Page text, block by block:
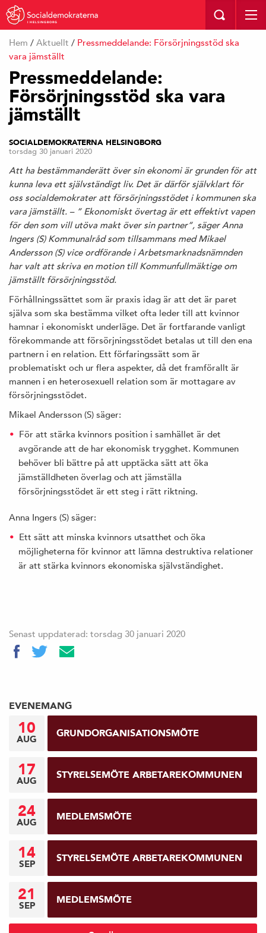
I HELSINGBORG
Hem / Aktuellt / Pressmeddelande: Försörjningsstöd ska
vara jämställt
Pressmeddelande:
Försörjningsstöd ska vara
jämställt
SOCIALDEMOKRATERNA HELSINGBORG
torsdag 30 januari 2020
Att ha bestämmanderätt över sin ekonomi är grunden för att
kunna leva ett självständigt liv. Det är därför självklart för
oss socialdemokrater att försörjningsstödet i kommunen ska
vara jämställt. – ” Ekonomiskt övertag är ett effektivt vapen
för den som vill utöva makt över sin partner”, säger Anna
Ingers (S) Kommunalråd som tillsammans med Mikael
Andersson (S) vice ordförande i Arbetsmarknadsnämnden
har valt att skriva en motion till Kommunfullmäktige om
jämställt försörjningsstöd.
Förhållningssättet som är praxis idag är att det är paret
själva som ska bestämma vilket ofta leder till att kvinnor
hamnar i ekonomiskt underläge. Det är fortfarande vanligt
förekommande att försörjningsstödet betalas ut till den ena
partnern i en relation. Ett förfaringssätt som är
problematiskt och ur flera aspekter, då det framförallt är
mannen i en heterosexuell relation som är mottagare av
försörjningsstödet.
Mikael Andersson (S) säger:
För att stärka kvinnors position i samhället är det
avgörande att de har ekonomisk trygghet. Kommunen
behöver bli bättre på att upptäcka sätt att öka
jämställdheten överlag och att jämställa
försörjningsstödet är ett steg i rätt riktning.
Anna Ingers (S) säger:
Ett sätt att minska kvinnors utsatthet och öka
möjligheterna för kvinnor att lämna destruktiva relationer
är att stärka kvinnors ekonomiska självständighet.
Senast uppdaterad: torsdag 30 januari 2020
EVENEMANG
10
AUG GRUNDORGANISATIONSMÖTE
17
AUG STYRELSEMÖTE ARBETAREKOMMUNEN
24
AUG MEDLEMSMÖTE
14
SEP STYRELSEMÖTE ARBETAREKOMMUNEN
21
SEP MEDLEMSMÖTE